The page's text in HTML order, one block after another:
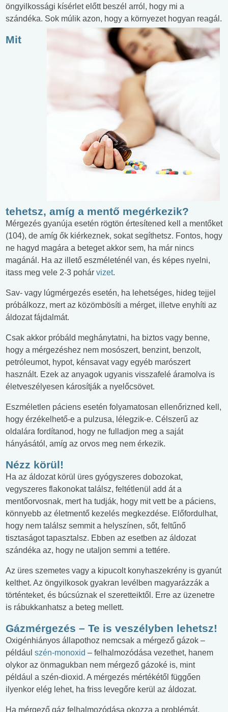
öngyilkossági kísérlet előtt beszél arról, hogy mi a
szándéka. Sok múlik azon, hogy a környezet hogyan reagál.
Mit
tehetsz, amíg a mentő megérkezik?
Mérgezés gyanúja esetén rögtön értesítened kell a mentőket
(104), de amíg ők kiérkeznek, sokat segíthetsz. Fontos, hogy
ne hagyd magára a beteget akkor sem, ha már nincs
magánál. Ha az illető eszméleténél van, és képes nyelni,
itass meg vele 2-3 pohár vizet.
Sav- vagy lúgmérgezés esetén, ha lehetséges, hideg tejjel
próbálkozz, mert az közömbösíti a mérget, illetve enyhíti az
áldozat fájdalmát.
Csak akkor próbáld meghánytatni, ha biztos vagy benne,
hogy a mérgezéshez nem mosószert, benzint, benzolt,
petróleumot, hypot, kénsavat vagy egyéb marószert
használt. Ezek az anyagok ugyanis visszafelé áramolva is
életveszélyesen károsítják a nyelőcsövet.
Eszméletlen páciens esetén folyamatosan ellenőrizned kell,
hogy érzékelhető-e a pulzusa, lélegzik-e. Célszerű az
oldalára fordítanod, hogy ne fulladjon meg a saját
hányásától, amíg az orvos meg nem érkezik.
Nézz körül!
Ha az áldozat körül üres gyógyszeres dobozokat,
vegyszeres flakonokat találsz, feltétlenül add át a
mentőorvosnak, mert ha tudják, hogy mit vett be a páciens,
könnyebb az életmentő kezelés megkezdése. Előfordulhat,
hogy nem találsz semmit a helyszínen, sőt, feltűnő
tisztaságot tapasztalsz. Ebben az esetben az áldozat
szándéka az, hogy ne utaljon semmi a tettére.
Az üres szemetes vagy a kipucolt konyhaszekrény is gyanút
kelthet. Az öngyilkosok gyakran levélben magyarázzák a
történteket, és búcsúznak el szeretteiktől. Erre az üzenetre
is rábukkanhatsz a beteg mellett.
Gázmérgezés – Te is veszélyben lehetsz!
Oxigénhiányos állapothoz nemcsak a mérgező gázok –
például szén-monoxid – felhalmozódása vezethet, hanem
olykor az önmagukban nem mérgező gázoké is, mint
például a szén-dioxid. A mérgezés mértékétől függően
ilyenkor elég lehet, ha friss levegőre kerül az áldozat.
Ha mérgező gáz felhalmozódása okozza a problémát,